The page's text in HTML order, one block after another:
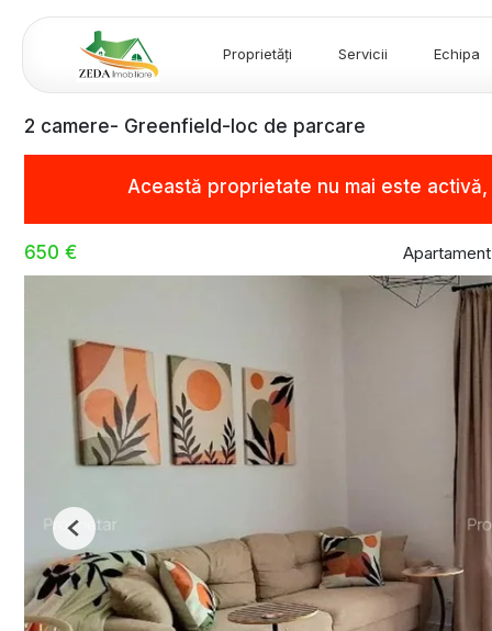
Proprietăți Servicii Echipa
2 camere- Greenfield-loc de parcare
Această proprietate nu mai este activă,
650 €
Previous